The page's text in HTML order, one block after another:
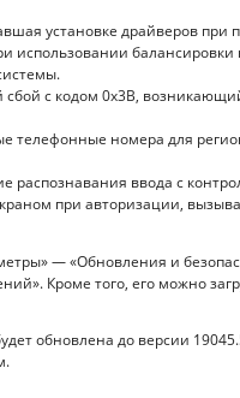
установке драйверов при
использовании балансировки
сбой с кодом 0x3B,
телефонные номера для
распознавания ввода с
при авторизации,
— «Обновления и
Кроме того, его можно
обновлена до версии